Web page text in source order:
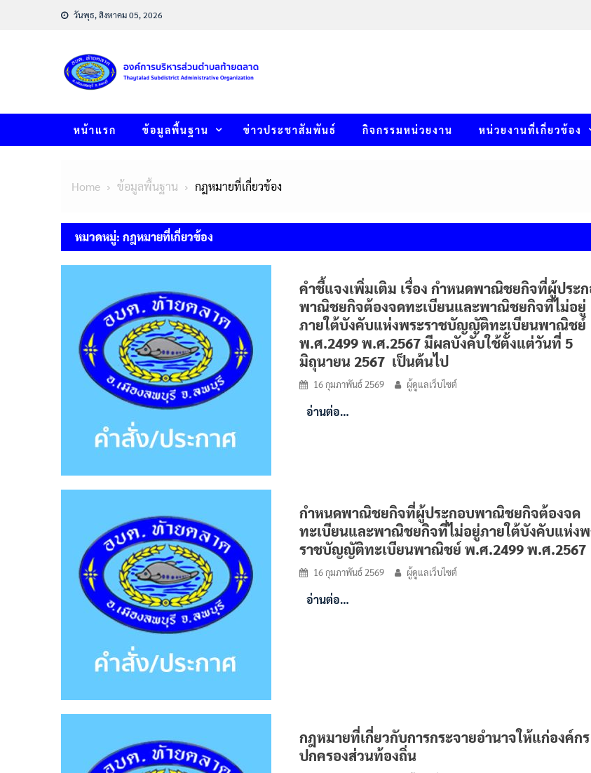
วันพุธ, สิงหาคม 05, 2026
หน้าแรก ข้อมูลพื้นฐาน ข่าวประชาสัมพันธ์ กิจกรรมหน่วยงาน หน่วยงานที่เกี่ยวข้อง
Home ข้อมูลพื้นฐาน กฎหมายที่เกี่ยวข้อง
หมวดหมู่: กฎหมายที่เกี่ยวข้อง
คำชี้แจงเพิ่มเติม เรื่อง กำหนดพาณิชยกิจที่ผู้ประ
พาณิชยกิจต้องจดทะเบียนและพาณิชยกิจที่ไม่อยู่
ภายใต้บังคับแห่งพระราชบัญญัติทะเบียนพาณิชย์
พ.ศ.2499 พ.ศ.2567 มีผลบังคับใช้ตั้งแต่วันที่ 5
มิถุนายน 2567 เป็นต้นไป
16 กุมภาพันธ์ 2569 ผู้ดูแลเว็บไซต์
อ่านต่อ…
กำหนดพาณิชยกิจที่ผู้ประกอบพาณิชยกิจต้องจด
ทะเบียนและพาณิชยกิจที่ไม่อยู่ภายใต้บังคับแห่ง
ราชบัญญัติทะเบียนพาณิชย์ พ.ศ.2499 พ.ศ.2567
16 กุมภาพันธ์ 2569 ผู้ดูแลเว็บไซต์
อ่านต่อ…
กฎหมายที่เกี่ยวกับการกระจายอำนาจให้แก่องค์กร
ปกครองส่วนท้องถิ่น